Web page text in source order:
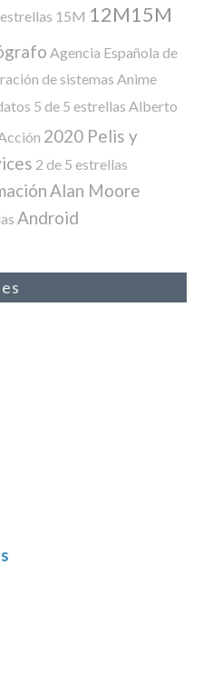
15M 12M15M
Agencia Española de
de sistemas Anime
5 de 5 estrellas Alberto
2020 Pelis y
2 de 5 estrellas
Alan Moore
Android